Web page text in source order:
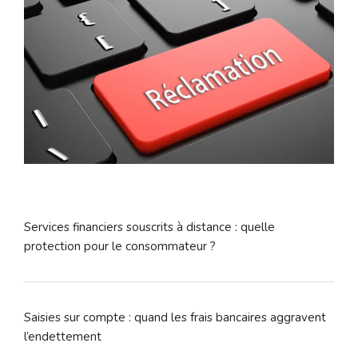
Services financiers souscrits à distance : quelle
protection pour le consommateur ?
Saisies sur compte : quand les frais bancaires aggravent
l’endettement